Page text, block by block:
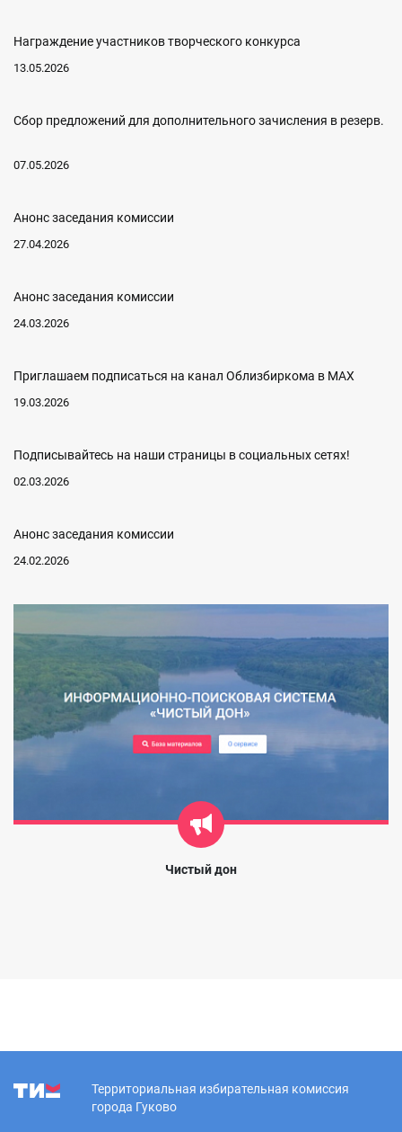
Награждение участников творческого конкурса
13.05.2026
Сбор предложений для дополнительного зачисления в резерв.
07.05.2026
Анонс заседания комиссии
27.04.2026
Анонс заседания комиссии
24.03.2026
Приглашаем подписаться на канал Облизбиркома в MAX
19.03.2026
Подписывайтесь на наши страницы в социальных сетях!
02.03.2026
Анонс заседания комиссии
24.02.2026
Чистый дон
Территориальная избирательная комиссия
города Гуково